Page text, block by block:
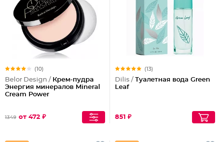
(10)
Belor Design / Крем-пудра
Энергия минералов Mineral
Cream Power
1349 от 472 ₽
(13)
Dilis / Туалетная вода Green
Leaf
851 ₽